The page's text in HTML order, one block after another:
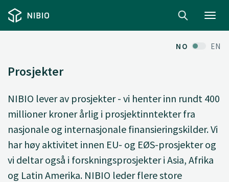
NO EN
Prosjekter
NIBIO lever av prosjekter - vi henter inn rundt 400
millioner kroner årlig i prosjektinntekter fra
nasjonale og internasjonale finansieringskilder. Vi
har høy aktivitet innen EU- og EØS-prosjekter og
vi deltar også i forskningsprosjekter i Asia, Afrika
og Latin Amerika. NIBIO leder flere store